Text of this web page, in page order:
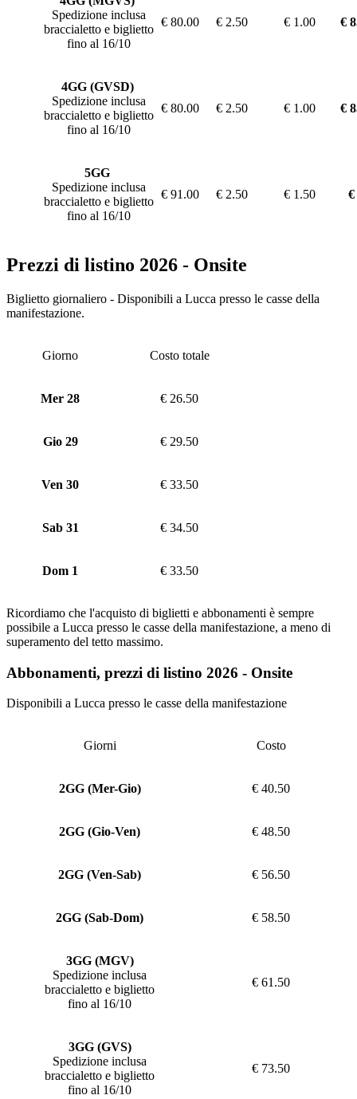
Spedizione inclusa
braccialetto e biglietto
fino al 16/10
€ 80.00 € 2.50 € 1.00 €
4GG (GVSD)
Spedizione inclusa
braccialetto e biglietto
fino al 16/10
€ 80.00 € 2.50 € 1.00 €
5GG
Spedizione inclusa
braccialetto e biglietto
fino al 16/10
€ 91.00 € 2.50 € 1.50 €
Prezzi di listino 2026 - Onsite
Biglietto giornaliero - Disponibili a Lucca presso le casse della
manifestazione.
Giorno Costo totale
Mer 28 € 26.50
Gio 29 € 29.50
Ven 30 € 33.50
Sab 31 € 34.50
Dom 1 € 33.50
Ricordiamo che l'acquisto di biglietti e abbonamenti è sempre
possibile a Lucca presso le casse della manifestazione, a meno di
superamento del tetto massimo.
Abbonamenti, prezzi di listino 2026 - Onsite
Disponibili a Lucca presso le casse della manifestazione
Giorni Costo
2GG (Mer-Gio) € 40.50
2GG (Gio-Ven) € 48.50
2GG (Ven-Sab) € 56.50
2GG (Sab-Dom) € 58.50
3GG (MGV)
Spedizione inclusa
braccialetto e biglietto
fino al 16/10
€ 61.50
3GG (GVS)
Spedizione inclusa
braccialetto e biglietto
fino al 16/10
€ 73.50